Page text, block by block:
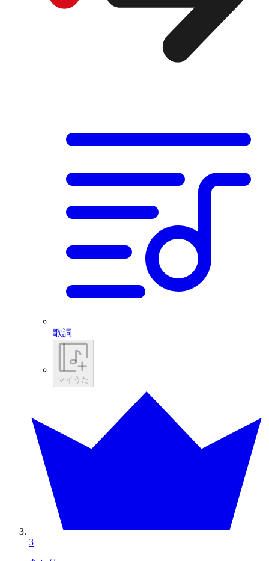
歌詞
マイうた
3